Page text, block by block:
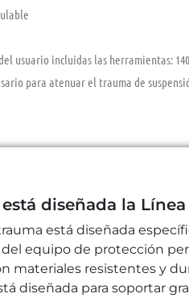
usuario incluidas las herramientas:
para atenuar el trauma de
diseñada la
está diseñada
equipo de protección
materiales resistentes y
diseñada para soportar